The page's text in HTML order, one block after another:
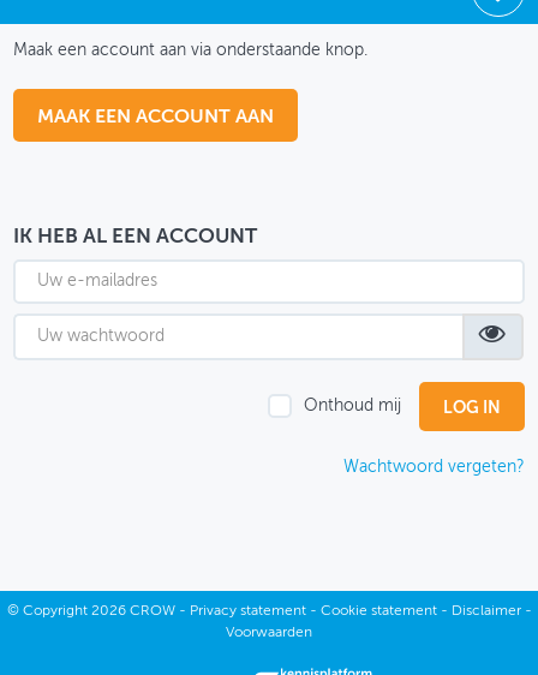
THEMASITES
MIJN PROFIEL
GEBRUIKER
Maak een account aan via onderstaande knop.
MAAK EEN ACCOUNT AAN
IK HEB AL EEN ACCOUNT
Onthoud mij
Wachtwoord vergeten?
© Copyright2026 CROW - Privacy statement- Cookie statement- Disclaimer-
Voorwaarden